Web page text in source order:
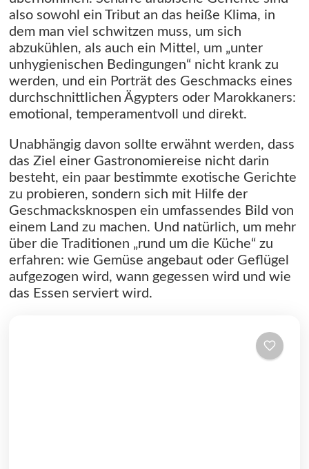
also sowohl ein Tribut an das heiße Klima, in
dem man viel schwitzen muss, um sich
abzukühlen, als auch ein Mittel, um „unter
unhygienischen Bedingungen“ nicht krank zu
werden, und ein Porträt des Geschmacks eines
durchschnittlichen Ägypters oder Marokkaners:
emotional, temperamentvoll und direkt.
Unabhängig davon sollte erwähnt werden, dass
das Ziel einer Gastronomiereise nicht darin
besteht, ein paar bestimmte exotische Gerichte
zu probieren, sondern sich mit Hilfe der
Geschmacksknospen ein umfassendes Bild von
einem Land zu machen. Und natürlich, um mehr
über die Traditionen „rund um die Küche“ zu
erfahren: wie Gemüse angebaut oder Geflügel
aufgezogen wird, wann gegessen wird und wie
das Essen serviert wird.